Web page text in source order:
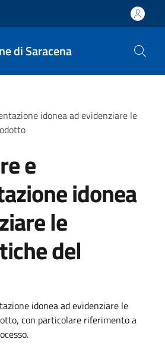
di Saracena
idonea ad evidenziare le
e
idonea
le
del
idonea ad evidenziare le
con particolare riferimento a